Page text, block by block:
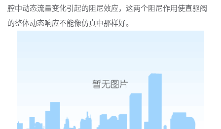
腔中动态流量变化引起的阻尼效应，这两个阻尼作用使直驱阀
的整体动态响应不能像仿真中那样好。